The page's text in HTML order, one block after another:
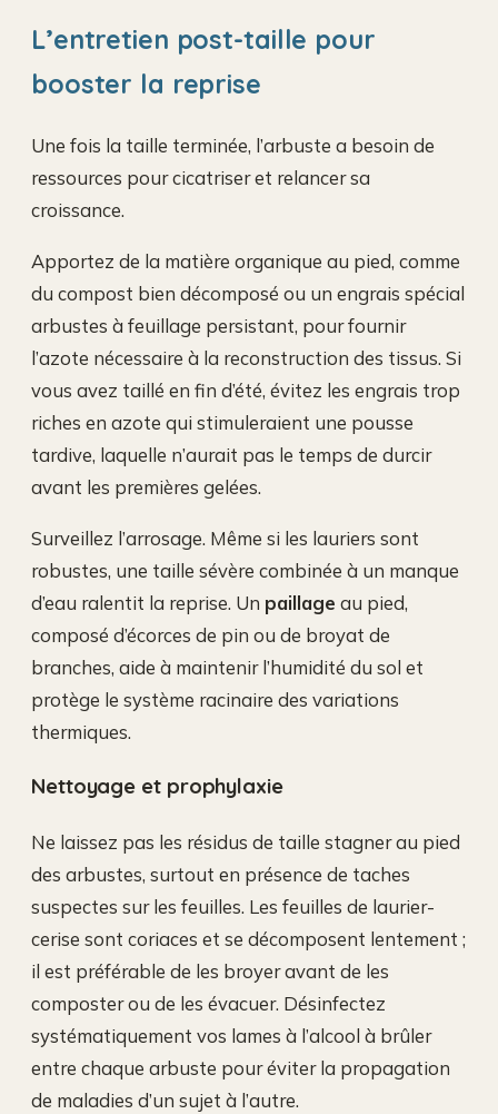
L’entretien post-taille pour
booster la reprise
Une fois la taille terminée, l’arbuste a besoin de
ressources pour cicatriser et relancer sa
croissance.
Apportez de la matière organique au pied, comme
du compost bien décomposé ou un engrais spécial
arbustes à feuillage persistant, pour fournir
l’azote nécessaire à la reconstruction des tissus. Si
vous avez taillé en fin d’été, évitez les engrais trop
riches en azote qui stimuleraient une pousse
tardive, laquelle n’aurait pas le temps de durcir
avant les premières gelées.
Surveillez l’arrosage. Même si les lauriers sont
robustes, une taille sévère combinée à un manque
d’eau ralentit la reprise. Un paillage au pied,
composé d’écorces de pin ou de broyat de
branches, aide à maintenir l’humidité du sol et
protège le système racinaire des variations
thermiques.
Nettoyage et prophylaxie
Ne laissez pas les résidus de taille stagner au pied
des arbustes, surtout en présence de taches
suspectes sur les feuilles. Les feuilles de laurier-
cerise sont coriaces et se décomposent lentement ;
il est préférable de les broyer avant de les
composter ou de les évacuer. Désinfectez
systématiquement vos lames à l’alcool à brûler
entre chaque arbuste pour éviter la propagation
de maladies d’un sujet à l’autre.